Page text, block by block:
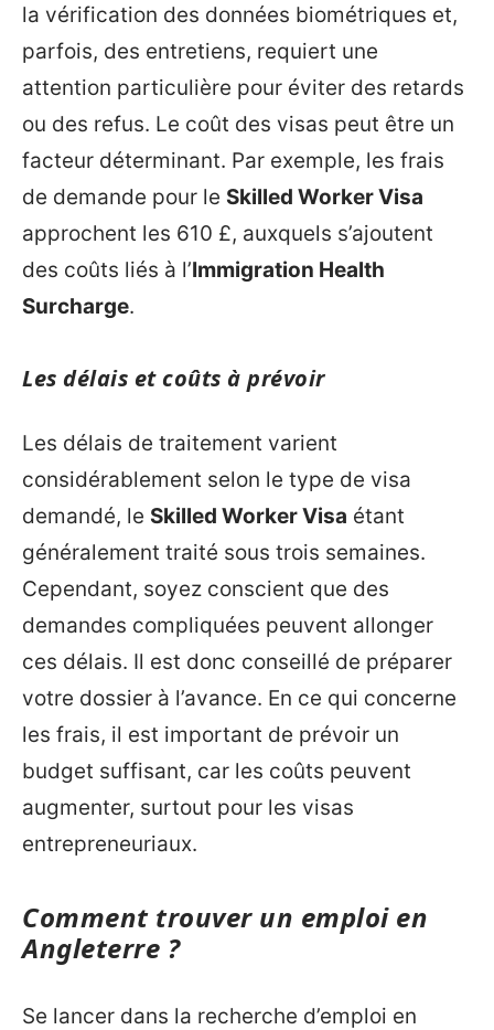
la vérification des données biométriques et,
parfois, des entretiens, requiert une
attention particulière pour éviter des retards
ou des refus. Le coût des visas peut être un
facteur déterminant. Par exemple, les frais
de demande pour le Skilled Worker Visa
approchent les 610 £, auxquels s’ajoutent
des coûts liés à l’Immigration Health
Surcharge.
Les délais et coûts à prévoir
Les délais de traitement varient
considérablement selon le type de visa
demandé, le Skilled Worker Visa étant
généralement traité sous trois semaines.
Cependant, soyez conscient que des
demandes compliquées peuvent allonger
ces délais. Il est donc conseillé de préparer
votre dossier à l’avance. En ce qui concerne
les frais, il est important de prévoir un
budget suffisant, car les coûts peuvent
augmenter, surtout pour les visas
entrepreneuriaux.
Comment trouver un emploi en
Angleterre ?
Se lancer dans la recherche d’emploi en